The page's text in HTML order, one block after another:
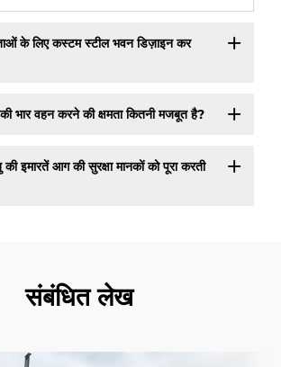
के लिए कस्टम स्टील भवन डिज़ाइन कर
भार वहन करने की क्षमता कितनी मजबूत है?
इमारतें आग की सुरक्षा मानकों को पूरा करती
संबंधित लेख